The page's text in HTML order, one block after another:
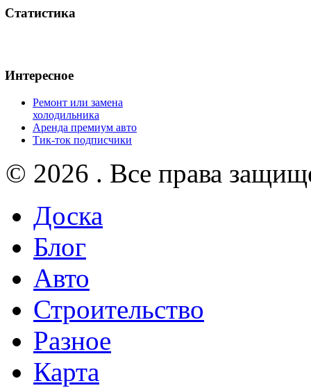
Статистика
Интересное
Ремонт или замена
холодильника
Аренда премиум авто
Тик-ток подписчики
© 2026 . Все права
Доска
Блог
Авто
Строительство
Разное
Карта